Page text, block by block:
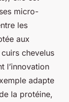
micro-
les
aux
chevelus
l’innovation
adapte
la protéine,